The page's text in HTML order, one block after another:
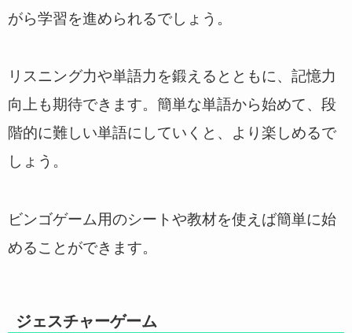
がら学習を進められるでしょう。
リスニング力や単語力を鍛えるとともに、記憶力
向上も期待できます。簡単な単語から始めて、段
階的に難しい単語にしていくと、より楽しめるで
しょう。
ビンゴゲーム用のシートや教材を使えば簡単に始
めることができます。
ジェスチャーゲーム